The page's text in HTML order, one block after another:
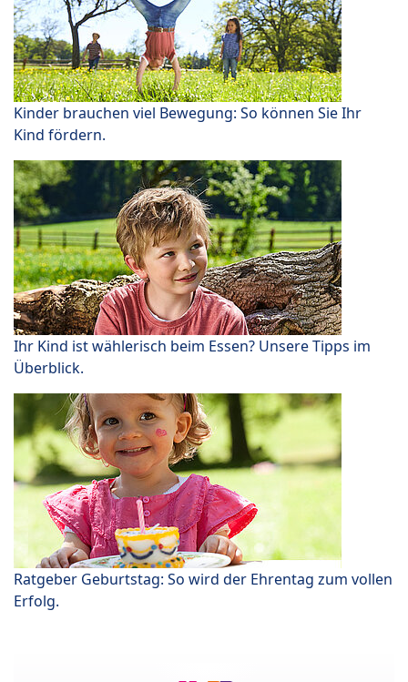
Kinder brauchen viel Bewegung: So können Sie Ihr
Kind fördern.
Ihr Kind ist wählerisch beim Essen? Unsere Tipps im
Überblick.
Ratgeber Geburtstag: So wird der Ehrentag zum vollen
Erfolg.